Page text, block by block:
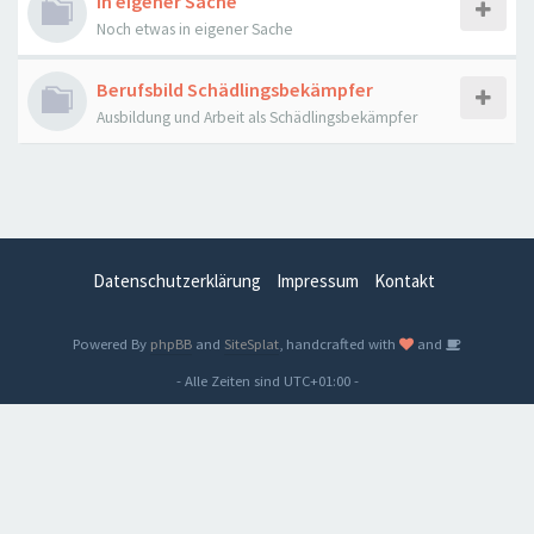
Noch etwas in eigener Sache
Berufsbild Schädlingsbekämpfer
Ausbildung und Arbeit als Schädlingsbekämpfer
Datenschutzerklärung Impressum Kontakt
Powered By phpBB and SiteSplat , handcrafted with
and
- Alle Zeiten sind UTC+01:00-